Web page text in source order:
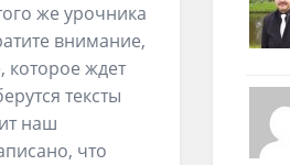
же урочника
внимание,
которое ждет
тексты
наш
что